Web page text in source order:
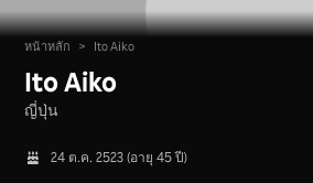
หน้าหลัก > Ito Aiko
Ito Aiko
ญี่ปุ่น
24 ต.ค. 2523 (อายุ 45 ปี)